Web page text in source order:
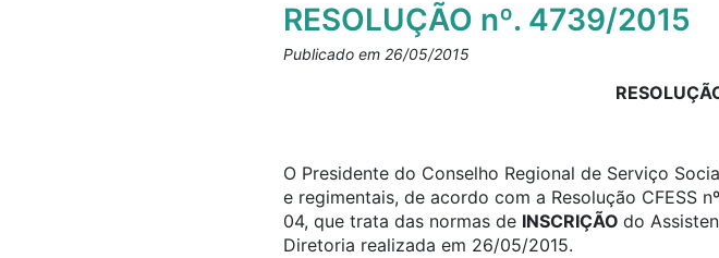
RESOLUÇÃO nº. 4739/2015
Publicado em 26/05/2015
O Presidente do Conselho Regional de Serviço
e regimentais, de acordo com a Resolução CFESS
04, que trata das normas de INSCRIÇÃO do
Diretoria realizada em 26/05/2015.